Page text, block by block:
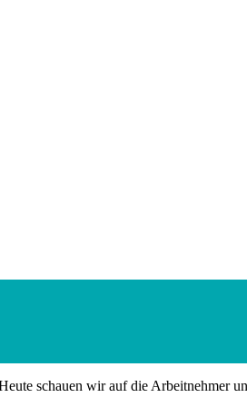
schauen wir auf die Arbeitnehmer